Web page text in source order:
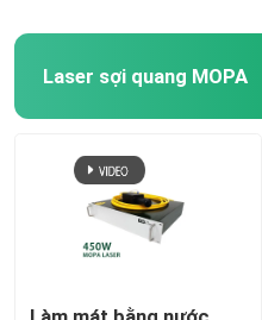
Laser sợi quang MOPA